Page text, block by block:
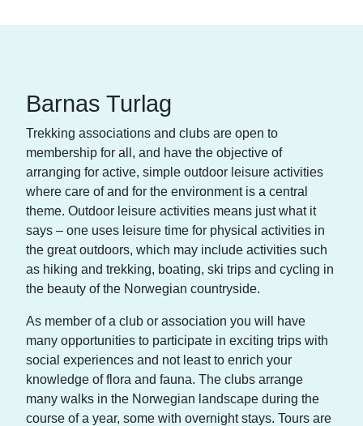
Barnas Turlag
Trekking associations and clubs are open to
membership for all, and have the objective of
arranging for active, simple outdoor leisure activities
where care of and for the environment is a central
theme. Outdoor leisure activities means just what it
says – one uses leisure time for physical activities in
the great outdoors, which may include activities such
as hiking and trekking, boating, ski trips and cycling in
the beauty of the Norwegian countryside.
As member of a club or association you will have
many opportunities to participate in exciting trips with
social experiences and not least to enrich your
knowledge of flora and fauna. The clubs arrange
many walks in the Norwegian landscape during the
course of a year, some with overnight stays. Tours are